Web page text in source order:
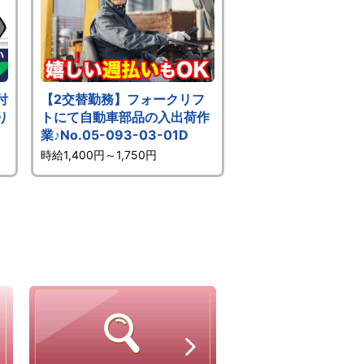
【2交替勤務】フォークリフ
トにて自動車部品の入出荷作
業♪No.05-093-03-01D
時給1,400円～1,750円